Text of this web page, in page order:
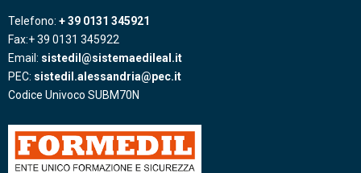
Telefono: + 39 0131 345921
Fax:+ 39 0131 345922
Email: sistedil@sistemaedileal.it
PEC: sistedil.alessandria@pec.it
Codice Univoco SUBM70N